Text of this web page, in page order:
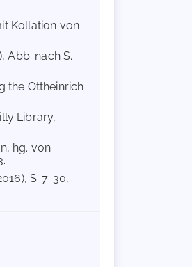
Kollation von
Abb. nach S.
the Ottheinrich
Library,
hg. von
S. 7-30,